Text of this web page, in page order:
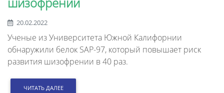
20.02.2022
Ученые из Университета Южной Калифорнии
обнаружили белок SAP-97, который повышает риск
развития шизофрении в 40 раз.
ЧИТАТЬ ДАЛЕЕ